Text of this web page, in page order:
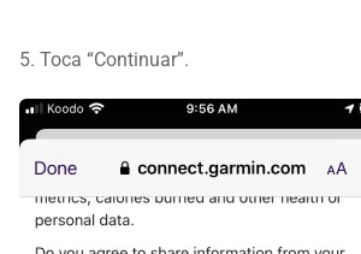
5. Toca “Continuar”.